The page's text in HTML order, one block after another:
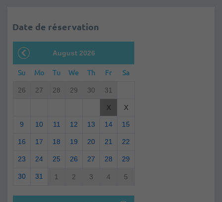
Date de réservation
August 2026
Su Mo Tu We Th Fr Sa
26 27 28 29 30 31
X X
9 10 11 12 13 14 15
16 17 18 19 20 21 22
23 24 25 26 27 28 29
30 31 1 2 3 4 5